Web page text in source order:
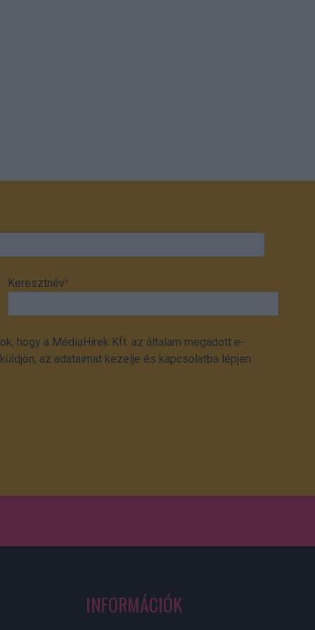
Keresztnév*
hogy a MédiaHírek Kft. az általam megadott e-
az adataimat kezelje és kapcsolatba lépjen
INFORMÁCIÓK